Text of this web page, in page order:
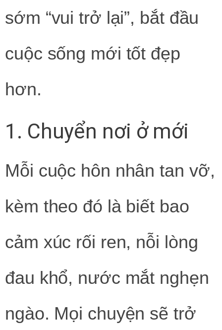
sớm “vui trở lại”, bắt đầu
cuộc sống mới tốt đẹp
hơn.
1. Chuyển nơi ở mới
Mỗi cuộc hôn nhân tan vỡ,
kèm theo đó là biết bao
cảm xúc rối ren, nỗi lòng
đau khổ, nước mắt nghẹn
ngào. Mọi chuyện sẽ trở